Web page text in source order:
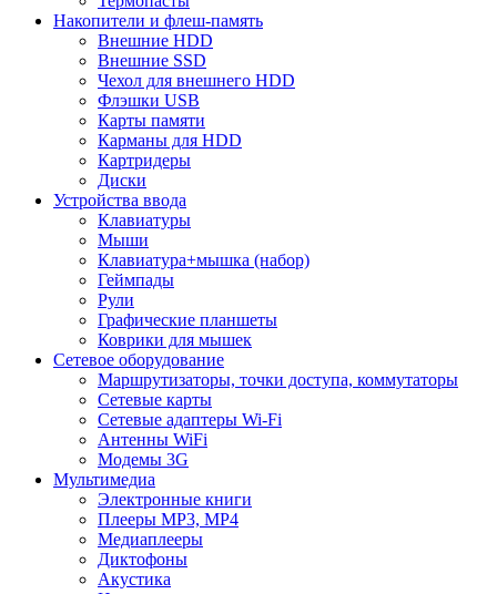
Накопители и флеш-память
Внешние HDD
Внешние SSD
Чехол для внешнего HDD
Флэшки USB
Карты памяти
Карманы для HDD
Картридеры
Диски
Устройства ввода
Клавиатуры
Мыши
Клавиатура+мышка (набор)
Геймпады
Рули
Графические планшеты
Коврики для мышек
Сетевое оборудование
Маршрутизаторы, точки доступа, коммутаторы
Сетевые карты
Сетевые адаптеры Wi-Fi
Антенны WiFi
Модемы 3G
Мультимедиа
Электронные книги
Плееры MP3, MP4
Медиаплееры
Диктофоны
Акустика